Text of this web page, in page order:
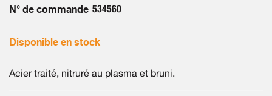
images
N° de commande 534560
Disponible en stock
Acier traité, nitruré au plasma et bruni.